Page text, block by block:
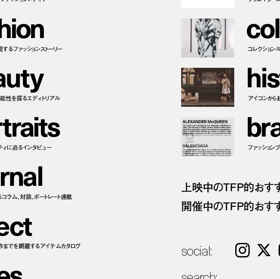
ion
るファッションストーリー
uty
性を探るエディトリアル
traits
ィに迫るインタビュー
rnal
ラム、対談、ポートレート連載
ct
でを網羅するアイテムカタログ
col
コレクション
his
アイコンから
br
ファッション
上映中のTFP的おす
開催中のTFP的おす
social: Instagram 𝕏